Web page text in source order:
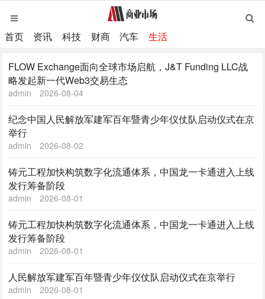
首页 资讯 科技 财商 汽车 生活
FLOW Exchange面向全球市场启航，J&T Funding LLC战
略发起新一代Web3交易生态
admin 2026-08-04
纪念中国人民解放军建军百年暨青少年仪仗队启动仪式在京
举行
admin 2026-08-02
铸元工程加快构筑数字化流通体系，中国龙一卡通进入上线
发行筹备阶段
admin 2026-08-01
铸元工程加快构筑数字化流通体系，中国龙一卡通进入上线
发行筹备阶段
admin 2026-08-01
人民解放军建军百年暨青少年仪仗队启动仪式在京举行
admin 2026-08-01